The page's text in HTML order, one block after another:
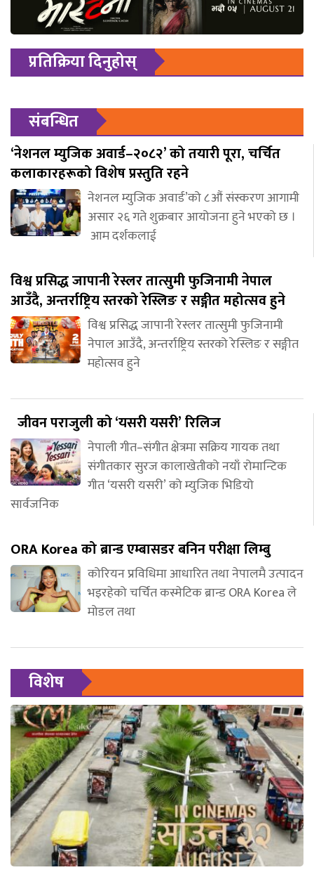
प्रतिक्रिया दिनुहोस्
संबन्धित
‘नेशनल म्युजिक अवार्ड–२०८२’ को तयारी पूरा, चर्चित
कलाकारहरूको विशेष प्रस्तुति रहने
नेशनल म्युजिक अवार्ड’को ८औं संस्करण आगामी
असार २६ गते शुक्रबार आयोजना हुने भएको छ ।
आम दर्शकलाई
विश्व प्रसिद्ध जापानी रेस्लर तात्सुमी फुजिनामी नेपाल
आउँदै, अन्तर्राष्ट्रिय स्तरको रेस्लिङ र सङ्गीत महोत्सव हुने
विश्व प्रसिद्ध जापानी रेस्लर तात्सुमी फुजिनामी
नेपाल आउँदै, अन्तर्राष्ट्रिय स्तरको रेस्लिङ र सङ्गीत
महोत्सव हुने
जीवन पराजुली को ‘यसरी यसरी’ रिलिज
नेपाली गीत–संगीत क्षेत्रमा सक्रिय गायक तथा
संगीतकार सुरज कालाखेतीको नयाँ रोमान्टिक
गीत ‘यसरी यसरी’ को म्युजिक भिडियो
सार्वजनिक
ORA Korea को ब्रान्ड एम्बासडर बनिन परीक्षा लिम्बु
कोरियन प्रविधिमा आधारित तथा नेपालमै उत्पादन
भइरहेको चर्चित कस्मेटिक ब्रान्ड ORA Korea ले
मोडल तथा
विशेष